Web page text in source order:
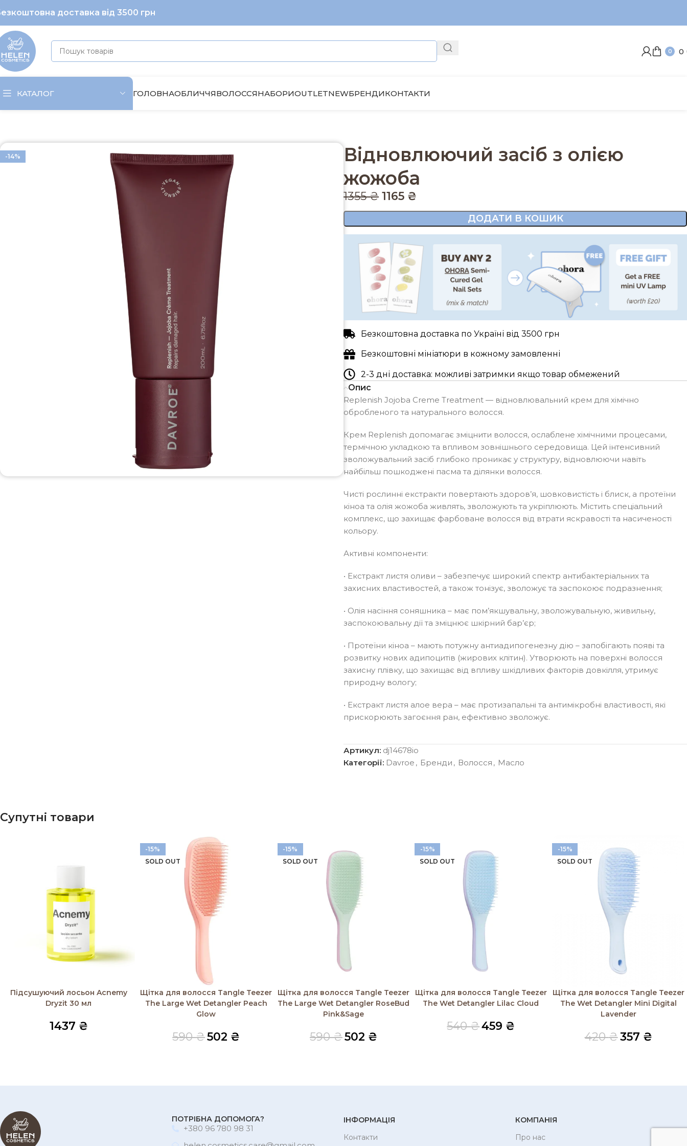
доставка від 3500 грн
0 0
КАТАЛОГ ГОЛОВНАОБЛИЧЧЯВОЛОССЯНАБОРИOUTLETNEWБРЕНДИКОНТАКТИ
-14%
Відновлюючий засіб з олією
жожоба
1355₴ 1165 ₴
ДОДАТИ В КОШИК
Безкоштовна доставка по Україні від 3500 грн
Безкоштовні мініатюри в кожному замовленні
2-3 дні доставка: можливі затримки якщо товар обмежений
Опис
Replenish Jojoba Creme Treatment — відновлювальний крем для хімічно
обробленого та натурального волосся.
Крем Replenish допомагає зміцнити волосся, ослаблене хімічними процесами,
термічною укладкою та впливом зовнішнього середовища. Цей інтенсивний
зволожувальний засіб глибоко проникає у структуру, відновлюючи навіть
найбільш пошкоджені пасма та ділянки волосся.
Чисті рослинні екстракти повертають здоров’я, шовковистість і блиск, а протеїни
кіноа та олія жожоба живлять, зволожують та укріплюють. Містить спеціальний
комплекс, що захищає фарбоване волосся від втрати яскравості та насиченості
кольору.
Активні компоненти:
• Екстракт листя оливи – забезпечує широкий спектр антибактеріальних та
захисних властивостей, а також тонізує, зволожує та заспокоює подразнення;
• Олія насіння соняшника – має пом’якшувальну, зволожувальную, живильну,
заспокоювальну дії та зміцнює шкірний бар’єр;
• Протеїни кіноа – мають потужну антиадипогенезну дію – запобігають появі та
розвитку нових адипоцитів (жирових клітин). Утворюють на поверхні волосся
захисну плівку, що захищає від впливу шкідливих факторів довкілля, утримує
природну вологу;
• Екстракт листя алое вера – має протизапальні та антимікробні властивості, які
прискорюють загоєння ран, ефективно зволожує.
Артикул: dj14678io
Категорії: Davroe , Бренди , Волосся , Масло
Супутні товари
Додати в кошик
Підсушуючий лосьон Acnemy
Dryzit 30 мл
1437 ₴
-15%
SOLD OUT
Читати далі
Щітка для волосся Tangle Teezer
The Large Wet Detangler Peach
Glow
590₴502 ₴
-15%
SOLD OUT
Читати далі
Щітка для волосся Tangle Teezer
The Large Wet Detangler RoseBud
Pink&Sage
590₴502 ₴
-15%
SOLD OUT
Читати далі
Щітка для волосся Tangle Teezer
The Wet Detangler Lilac Cloud
540₴459 ₴
-15%
SOLD OUT
Читати далі
Щітка для волосся Tangle Teezer
The Wet Detangler Mini Digital
Lavender
420₴357 ₴
ПОТРІБНА ДОПОМОГА?
+380 96 780 98 31
ІНФОРМАЦІЯ
Контакти
КОМПАНІЯ
Про нас